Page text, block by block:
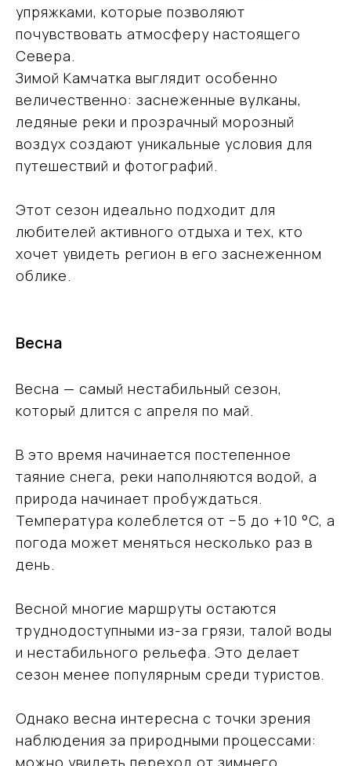
упряжками, которые позволяют
почувствовать атмосферу настоящего
Севера.
Зимой Камчатка выглядит особенно
величественно: заснеженные вулканы,
ледяные реки и прозрачный морозный
воздух создают уникальные условия для
путешествий и фотографий.
Этот сезон идеально подходит для
любителей активного отдыха и тех, кто
хочет увидеть регион в его заснеженном
облике.
Весна
Весна — самый нестабильный сезон,
который длится с апреля по май.
В это время начинается постепенное
таяние снега, реки наполняются водой, а
природа начинает пробуждаться.
Температура колеблется от −5 до +10 °C, а
погода может меняться несколько раз в
день.
Весной многие маршруты остаются
труднодоступными из-за грязи, талой воды
и нестабильного рельефа. Это делает
сезон менее популярным среди туристов.
Однако весна интересна с точки зрения
наблюдения за природными процессами:
можно увидеть переход от зимнего